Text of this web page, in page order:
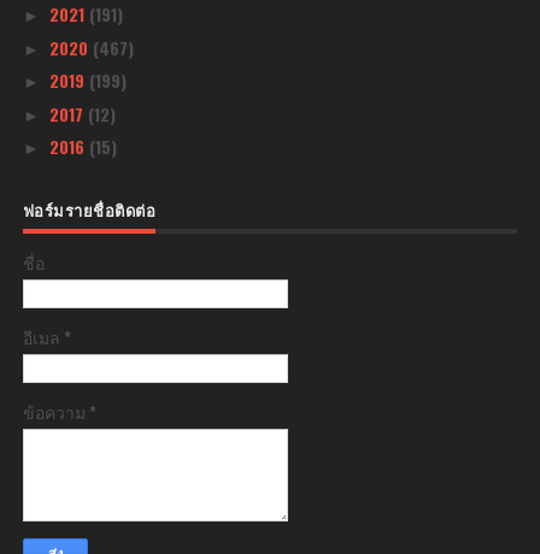
► 2021 (191)
► 2020 (467)
► 2019 (199)
► 2017 (12)
► 2016 (15)
ฟอร์มรายชื่อติดต่อ
ชื่อ
อีเมล *
ข้อความ *